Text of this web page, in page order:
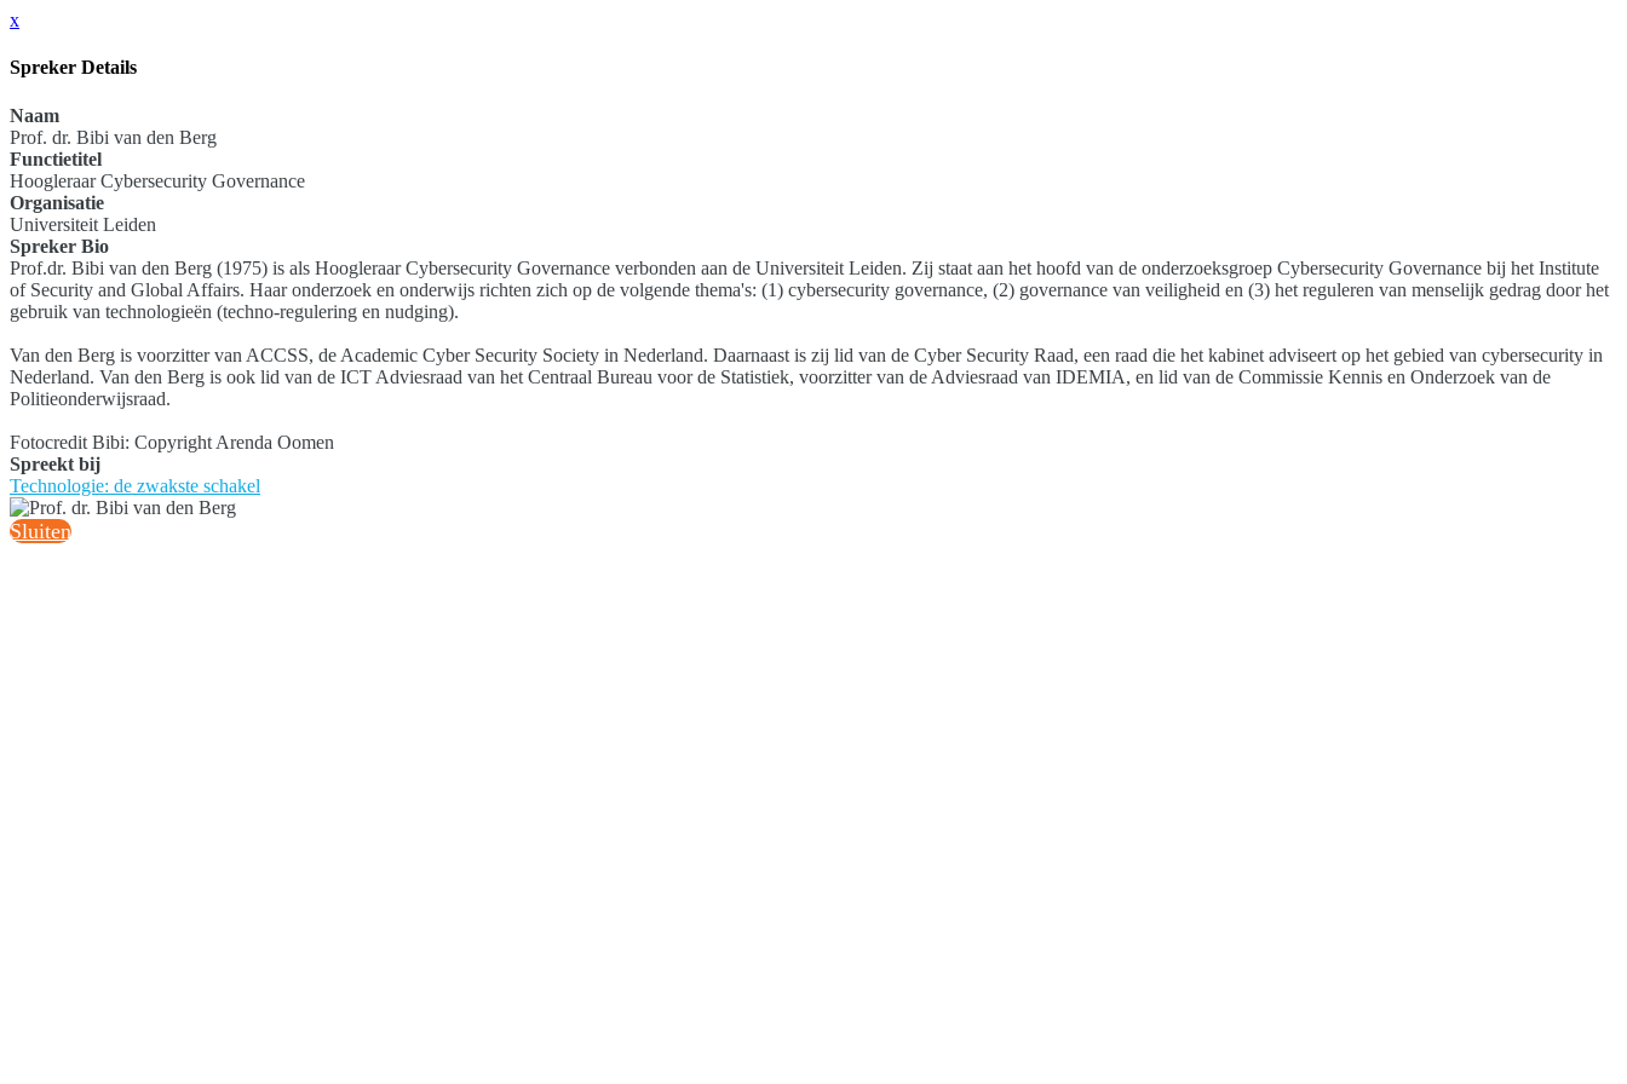
x
Spreker Details
Naam
Prof. dr. Bibi van den Berg
Functietitel
Hoogleraar Cybersecurity Governance
Organisatie
Universiteit Leiden
Spreker Bio
Prof.dr. Bibi van den Berg (1975) is als Hoogleraar Cybersecurity Governance verbonden aan de Universiteit Leiden. Zij staat aan het hoofd van de onderzoeksgroep Cybersecurity Governance bij het Institute
of Security and Global Affairs. Haar onderzoek en onderwijs richten zich op de volgende thema's: (1) cybersecurity governance, (2) governance van veiligheid en (3) het reguleren van menselijk gedrag door het
gebruik van technologieën (techno-regulering en nudging).
Van den Berg is voorzitter van ACCSS, de Academic Cyber Security Society in Nederland. Daarnaast is zij lid van de Cyber Security Raad, een raad die het kabinet adviseert op het gebied van cybersecurity in
Nederland. Van den Berg is ook lid van de ICT Adviesraad van het Centraal Bureau voor de Statistiek, voorzitter van de Adviesraad van IDEMIA, en lid van de Commissie Kennis en Onderzoek van de
Politieonderwijsraad.
Fotocredit Bibi: Copyright Arenda Oomen
Spreekt bij
Technologie: de zwakste schakel
Sluiten